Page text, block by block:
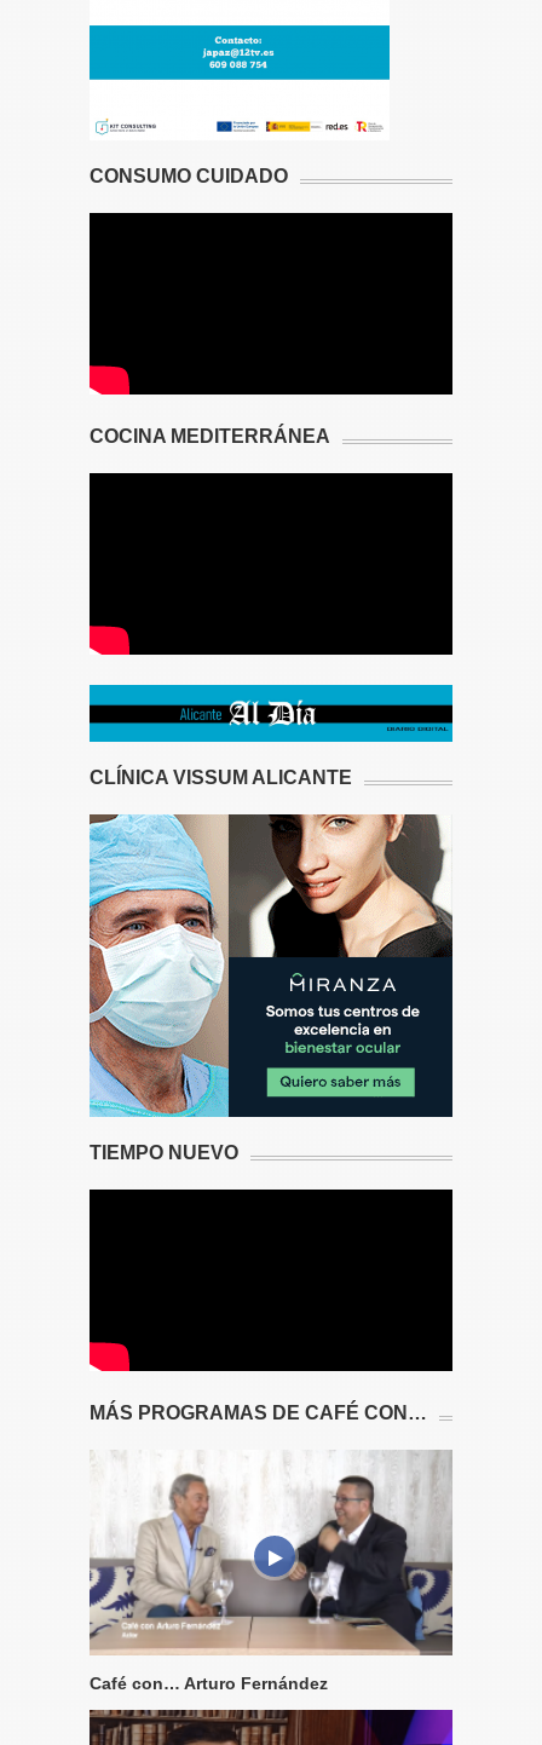
CONSUMO CUIDADO
COCINA MEDITERRÁNEA
CLÍNICA VISSUM ALICANTE
TIEMPO NUEVO
MÁS PROGRAMAS DE CAFÉ CON…
Café con… Arturo Fernández